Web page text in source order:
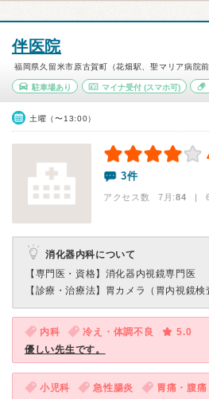
伴医院
福岡県久留米市原古賀町（花畑駅、聖マリア病院
駐車場あり マイナ受付(スマホ可)
土曜（〜13:00）
3件
アクセス数 7月:84 | 6
消化器内科について
【専門医・資格】 消化器内視鏡専門医
【診療・治療法】 胃カメラ（胃内視鏡検
内科 冷え・体調不良
5.0
優しい先生です。
小児科 急性腸炎 胃痛・腹痛